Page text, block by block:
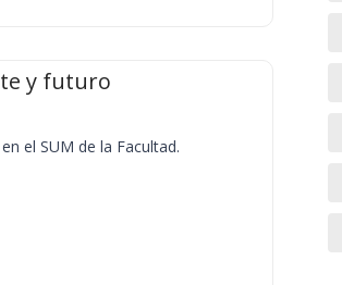
y futuro
el SUM de la Facultad.